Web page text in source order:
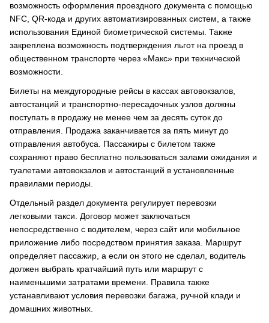
возможность оформления проездного документа с помощью
NFC, QR-кода и других автоматизированных систем, а также
использования Единой биометрической системы. Также
закреплена возможность подтверждения льгот на проезд в
общественном транспорте через «Макс» при технической
возможности.
Билеты на междугородные рейсы в кассах автовокзалов,
автостанций и транспортно-пересадочных узлов должны
поступать в продажу не менее чем за десять суток до
отправления. Продажа заканчивается за пять минут до
отправления автобуса. Пассажиры с билетом также
сохраняют право бесплатно пользоваться залами ожидания и
туалетами автовокзалов и автостанций в установленные
правилами периоды.
Отдельный раздел документа регулирует перевозки
легковыми такси. Договор может заключаться
непосредственно с водителем, через сайт или мобильное
приложение либо посредством принятия заказа. Маршрут
определяет пассажир, а если он этого не сделал, водитель
должен выбрать кратчайший путь или маршрут с
наименьшими затратами времени. Правила также
устанавливают условия перевозки багажа, ручной клади и
домашних животных.